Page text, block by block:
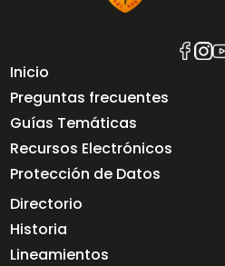
Inicio
Preguntas frecuentes
Guías Temáticas
Recursos Electrónicos
Protección de Datos
Directorio
Historia
Lineamientos